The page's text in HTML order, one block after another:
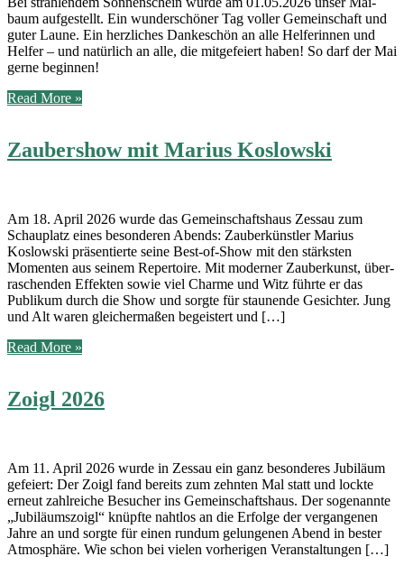
baum auf­ge­stellt. Ein wun­der­schö­ner Tag vol­ler Gemein­schaft und
guter Lau­ne. Ein herz­li­ches Dan­ke­schön an alle Hel­fe­rin­nen und
Hel­fer – und natür­lich an alle, die mit­ge­fei­ert haben! So darf der Mai
ger­ne beginnen!
Read More »
Zaubershow mit Marius Koslowski
Am 18. April 2026 wur­de das Gemein­schafts­haus Zessau zum
Schau­platz eines beson­de­ren Abends: Zau­ber­künst­ler Mari­us
Koslow­ski prä­sen­tier­te sei­ne Best-of-Show mit den stärks­ten
Momen­ten aus sei­nem Reper­toire. Mit moder­ner Zau­ber­kunst, über­
ra­schen­den Effek­ten sowie viel Charme und Witz führ­te er das
Publi­kum durch die Show und sorg­te für stau­nen­de Gesich­ter. Jung
und Alt waren glei­cher­ma­ßen begeis­tert und […]
Read More »
Koslowski
Zoigl 2026
Am 11. April 2026 wur­de in Zessau ein ganz beson­de­res Jubi­lä­um
gefei­ert: Der Zoigl fand bereits zum zehn­ten Mal statt und lock­te
erneut zahl­rei­che Besu­cher ins Gemein­schafts­haus. Der soge­nann­te
„Jubi­lä­ums­zoigl“ knüpf­te naht­los an die Erfol­ge der ver­gan­ge­nen
Jah­re an und sorg­te für einen rund­um gelun­ge­nen Abend in bes­ter
Atmo­sphä­re. Wie schon bei vie­len vor­he­ri­gen Veranstaltungen […]